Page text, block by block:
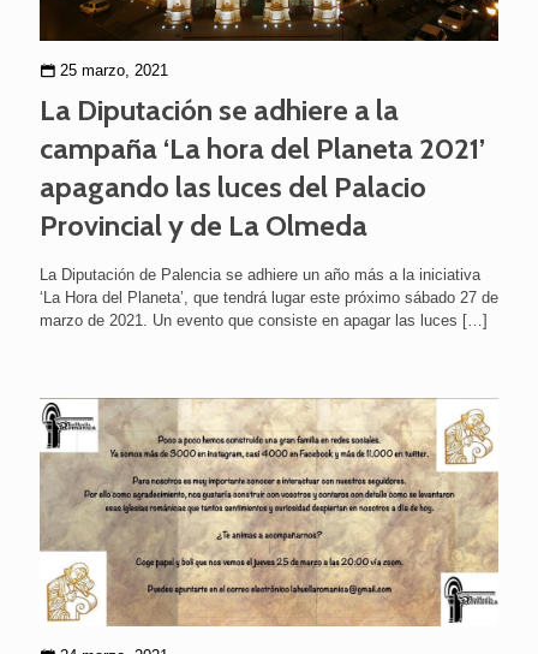
25 marzo, 2021
La Diputación se adhiere a la
campaña ‘La hora del Planeta 2021’
apagando las luces del Palacio
Provincial y de La Olmeda
La Diputación de Palencia se adhiere un año más a la iniciativa
‘La Hora del Planeta’, que tendrá lugar este próximo sábado 27 de
marzo de 2021. Un evento que consiste en apagar las luces […]